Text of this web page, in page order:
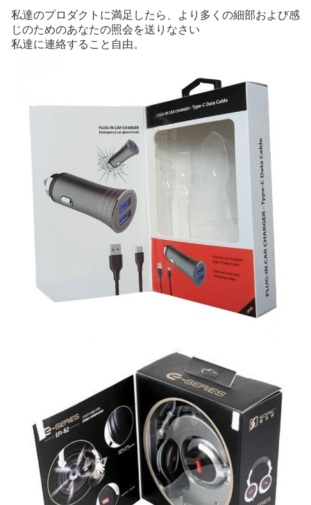
私達のプロダクトに満足したら、より多くの細部および感
じのためのあなたの照会を送りなさい
私達に連絡すること自由。